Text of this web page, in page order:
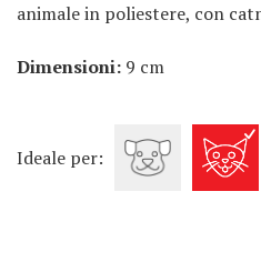
animale in poliestere, con
Dimensioni: 9 cm
Ideale per: